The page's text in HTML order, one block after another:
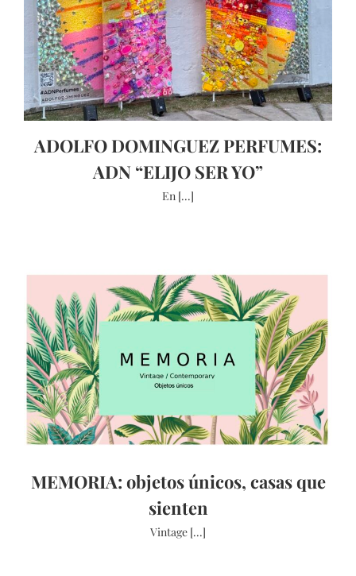
ADOLFO DOMINGUEZ PERFUMES:
ADN “ELIJO SER YO”
En [...]
MEMORIA: objetos únicos, casas que
sienten
Vintage [...]